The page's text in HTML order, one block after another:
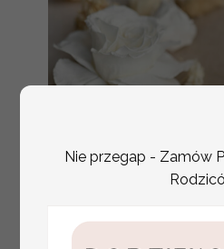
Nie przegap - Zamów